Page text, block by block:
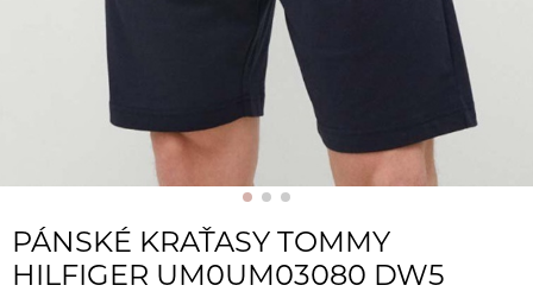
PÁNSKÉ KRAŤASY TOMMY
HILFIGER UM0UM03080 DW5